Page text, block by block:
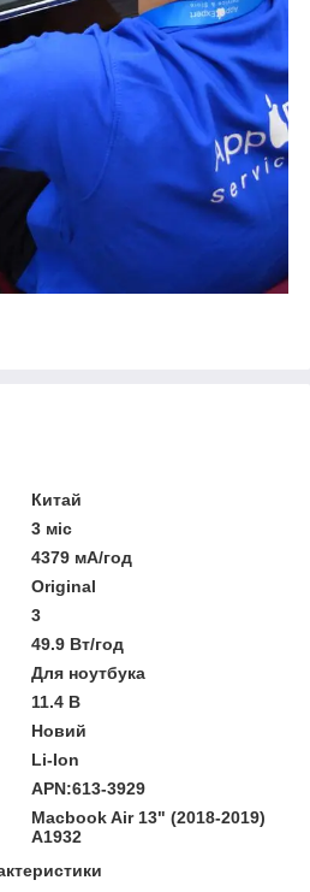
Китай
3 міс
4379 мА/год
Original
3
49.9 Вт/год
Для ноутбука
11.4 В
Новий
Li-Ion
APN:613-3929
Macbook Air 13" (2018-2019)
A1932